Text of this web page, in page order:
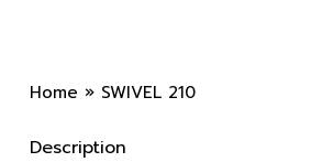
Home » SWIVEL 210
Description